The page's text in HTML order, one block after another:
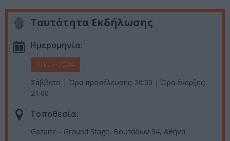
Ταυτότητα Εκδήλωσης
Ημερομηνία:
20/07/2024
Σάββατο | Ώρα προσέλευσης: 20:00 | Ώρα έναρξης:
21:00
Τοποθεσία:
Gazarte - Ground Stage, Βουτάδων 34, Αθήνα